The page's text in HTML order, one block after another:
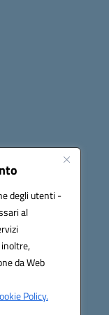
degli utenti -
al
da Web
Policy.